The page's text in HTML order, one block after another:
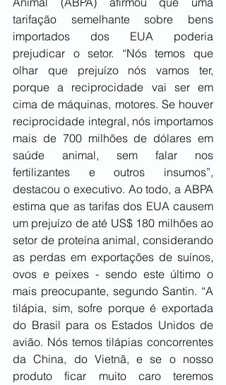
tarifação semelhante sobre bens
importados dos EUA poderia
prejudicar o setor. “Nós temos que
olhar que prejuízo nós vamos ter,
porque a reciprocidade vai ser em
cima de máquinas, motores. Se houver
reciprocidade integral, nós importamos
mais de 700 milhões de dólares em
saúde animal, sem falar nos
fertilizantes e outros insumos”,
destacou o executivo. Ao todo, a ABPA
estima que as tarifas dos EUA causem
um prejuízo de até US$ 180 milhões ao
setor de proteína animal, considerando
as perdas em exportações de suínos,
ovos e peixes - sendo este último o
mais preocupante, segundo Santin. “A
tilápia, sim, sofre porque é exportada
do Brasil para os Estados Unidos de
avião. Nós temos tilápias concorrentes
da China, do Vietnã, e se o nosso
produto ficar muito caro teremos